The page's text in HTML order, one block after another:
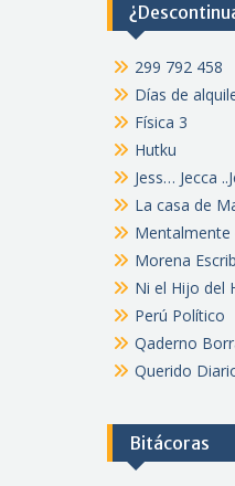
299 792 458
Días de
Física 3
Hutku
Jess… Jecca
La casa de
Mentalmente
Morena
Ni el Hijo del
Perú Político
Qaderno
Querido
Bitácoras